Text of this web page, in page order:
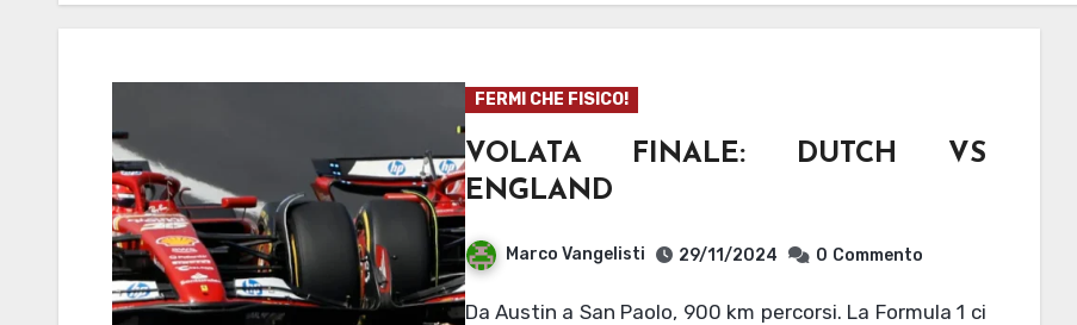
FERMI CHE FISICO!
VOLATA FINALE: DUTCH VS
ENGLAND
Marco Vangelisti 29/11/2024 0 Commento
Da Austin a San Paolo, 900 km percorsi. La Formula 1 ci